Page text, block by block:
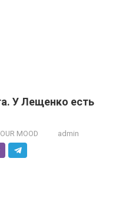
У Лещенко есть
MOOD admin